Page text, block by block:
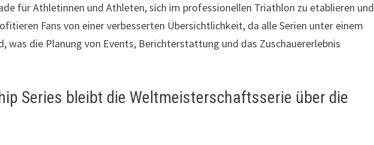
für Athletinnen und Athleten, sich im professionellen Triathlon zu etablieren und
Fans von einer verbesserten Übersichtlichkeit, da alle Serien unter einem
was die Planung von Events, Berichterstattung und das Zuschauererlebnis
Series bleibt die Weltmeisterschaftsserie über die